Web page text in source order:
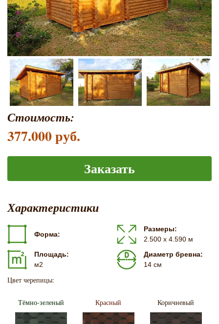
Стоимость:
377.000 руб.
Заказать
Характеристики
Форма:
Размеры:
2.500 х 4.590 м
Площадь:
м2
Диаметр бревна:
14 см
Цвет черепицы:
Тёмно-зеленый Красный Коричневый